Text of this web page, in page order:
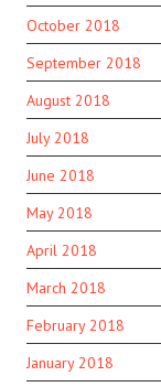
October 2018
September 2018
August 2018
July 2018
June 2018
May 2018
April 2018
March 2018
February 2018
January 2018